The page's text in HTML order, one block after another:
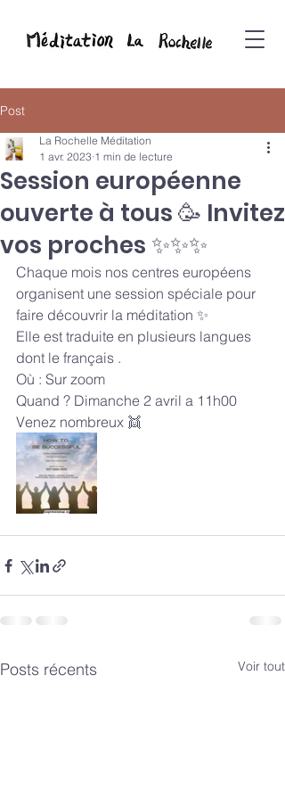
Post
Session européenne
ouverte à tous 🥳 Invitez
vos proches ✨✨✨
La Rochelle Méditation
1 avr. 2023 1 min de lecture
Chaque mois nos centres européens
organisent une session spéciale pour
faire découvrir la méditation ✨
Elle est traduite en plusieurs langues
dont le français .
Où : Sur zoom
Quand ? Dimanche 2 avril a 11h00
Venez nombreux 👯
Posts récents Voir tout